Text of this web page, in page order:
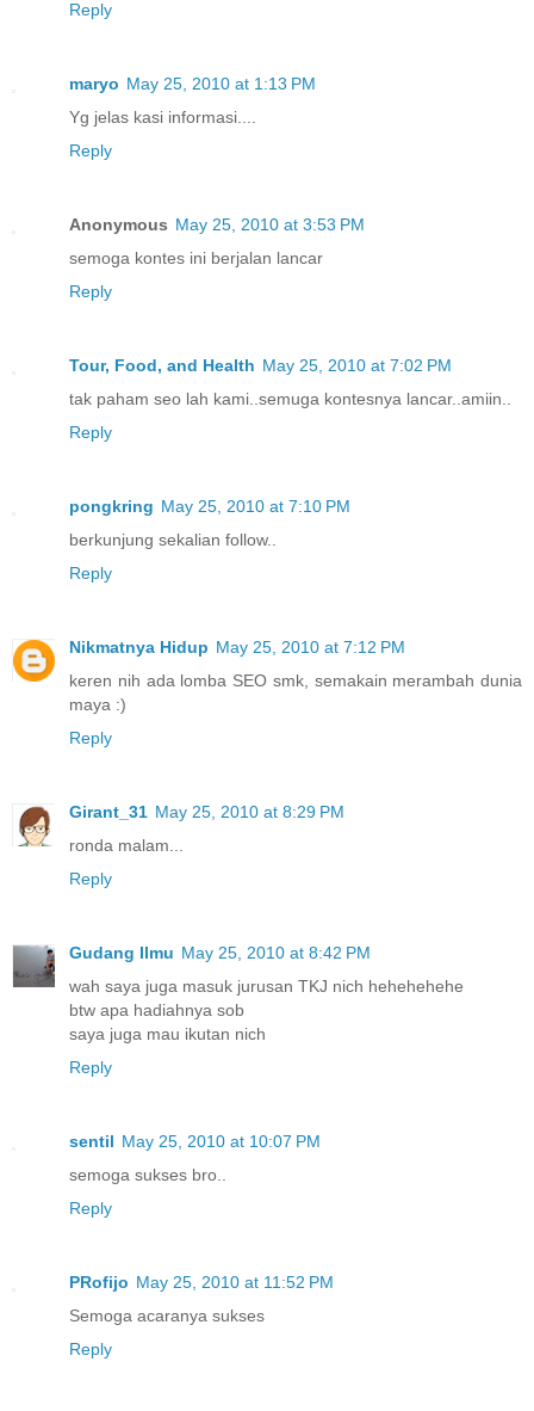
Reply
maryo May 25, 2010 at 1:13 PM
Yg jelas kasi informasi....
Reply
Anonymous May 25, 2010 at 3:53 PM
semoga kontes ini berjalan lancar
Reply
Tour, Food, and Health May 25, 2010 at 7:02 PM
tak paham seo lah kami..semuga kontesnya lancar..amiin..
Reply
pongkring May 25, 2010 at 7:10 PM
berkunjung sekalian follow..
Reply
Nikmatnya Hidup May 25, 2010 at 7:12 PM
keren nih ada lomba SEO smk, semakain merambah dunia
maya :)
Reply
Girant_31 May 25, 2010 at 8:29 PM
ronda malam...
Reply
Gudang Ilmu May 25, 2010 at 8:42 PM
wah saya juga masuk jurusan TKJ nich hehehehehe
btw apa hadiahnya sob
saya juga mau ikutan nich
Reply
sentil May 25, 2010 at 10:07 PM
semoga sukses bro..
Reply
PRofijo May 25, 2010 at 11:52 PM
Semoga acaranya sukses
Reply